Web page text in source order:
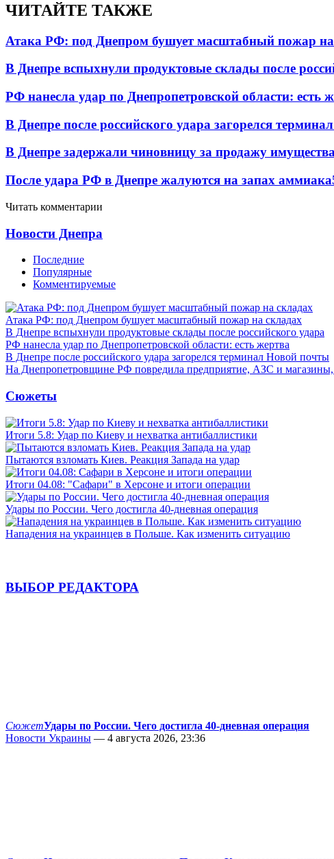
ЧИТАЙТЕ ТАКЖЕ
Атака РФ: под Днепром бушует масштабный пожар на
В Днепре вспыхнули продуктовые склады после
РФ нанесла удар по Днепропетровской области: есть
В Днепре после российского удара загорелся
В Днепре задержали чиновницу за продажу
После удара РФ в Днепре жалуются на запах аммиака
Читать комментарии
Новости Днепра
Последние
Популярные
Комментируемые
Атака РФ: под Днепром бушует масштабный пожар на складах
В Днепре вспыхнули продуктовые склады после российского удара
РФ нанесла удар по Днепропетровской области: есть жертва
В Днепре после российского удара загорелся терминал Новой почты
На Днепропетровщине РФ повредила предприятие, АЗС и магазины,
Сюжеты
Итоги 5.8: Удар по Киеву и нехватка антибаллистики
Пытаются взломать Киев. Реакция Запада на удар
Итоги 04.08: "Сафари" в Херсоне и итоги операции
Удары по России. Чего достигла 40-дневная операция
Нападения на украинцев в Польше. Как изменить ситуацию
ВЫБОР РЕДАКТОРА
СюжетУдары по России. Чего достигла 40-дневная операция
Новости Украины — 4 августа 2026, 23:36